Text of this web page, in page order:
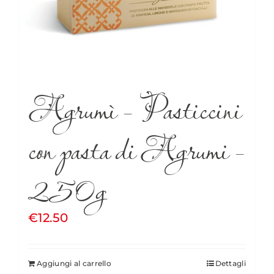
Agrumì – Pasticcini
con pasta di Agrumi –
250g
€12.50
Aggiungi al carrello Dettagli